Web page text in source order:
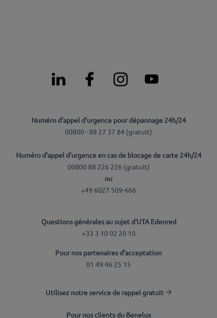
Numéro d'appel d'urgence pour dépannage 24h/24
00800 - 88 27 37 84 (gratuit)
Numéro d'appel d'urgence en cas de blocage de carte 24h/24
00800 88 226 226 (gratuit)
ou
+49 6027 509-666
Questions générales au sujet d'UTA Edenred
+33 3 10 02 20 10
Pour nos partenaires d’acceptation
01 49 46 25 15
Utilisez notre service de rappel gratuit
Pour nos clients du Benelux